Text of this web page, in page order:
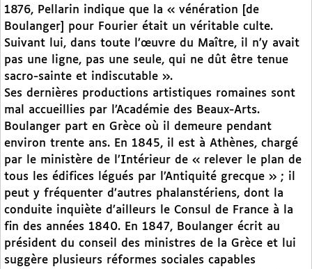
1876, Pellarin indique que la « vénération [de
Boulanger] pour Fourier était un véritable culte.
Suivant lui, dans toute l’œuvre du Maître, il n’y avait
pas une ligne, pas une seule, qui ne dût être tenue
sacro-sainte et indiscutable ».
Ses dernières productions artistiques romaines sont
mal accueillies par l’Académie des Beaux-Arts.
Boulanger part en Grèce où il demeure pendant
environ trente ans. En 1845, il est à Athènes, chargé
par le ministère de l’Intérieur de « relever le plan de
tous les édifices légués par l’Antiquité grecque » ; il
peut y fréquenter d’autres phalanstériens, dont la
conduite inquiète d’ailleurs le Consul de France à la
fin des années 1840. En 1847, Boulanger écrit au
président du conseil des ministres de la Grèce et lui
suggère plusieurs réformes sociales capables